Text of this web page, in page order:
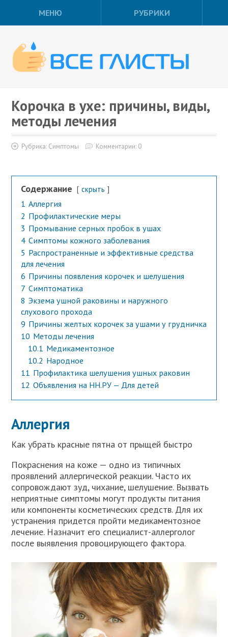
МЕНЮ РУБРИКИ
Корочка в ухе: причины, виды,
методы лечения
Рубрика: Симптомы Комментарии: 0
Содержание скрыть
1 Аллергия
2 Профилактические меры
3 Промывание серных пробок в ушах
4 Симптомы кожного заболевания
5 Распространенные и эффективные средства
для лечения
6 Причины появления корочек и шелушения
7 Симптоматика
8 Экзема ушной раковины и наружного
слухового прохода
9 Причины желтых корочек за ушами у грудничка
10 Методы лечения
10.1 Медикаментозное
10.2 Народное
11 Профилактика шелушения ушных раковин
12 Объявления на НН.РУ — Для детей
Аллергия
Как убрать красные пятна от прыщей быстро
Покраснения на коже — одно из типичных
проявлений аллергической реакции. Часто их
сопровождают зуд, чихание, шелушение. Вызвать
неприятные симптомы могут продукты питания
или компоненты косметических средств. Для их
устранения придется пройти медикаментозное
лечение. Назначит его специалист-аллерголог
после выявления провоцирующего фактора.